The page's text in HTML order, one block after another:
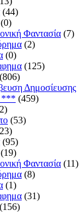
(44)
(0)
Φαντασία (7)
(2)
(0)
(125)
(806)
Δημοσίευσης
*** (459)
(53)
(95)
(19)
Φαντασία (11)
(8)
(1)
(31)
(156)